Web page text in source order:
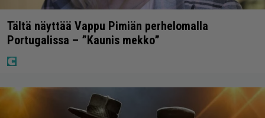
Tältä näyttää Vappu Pimiän perhelomalla
Portugalissa – ”Kaunis mekko”